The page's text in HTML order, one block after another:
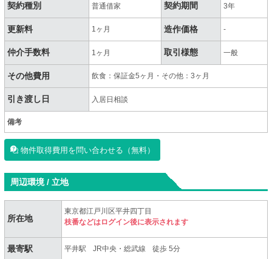
契約種別 普通借家 契約期間 3年
更新料 1ヶ月 造作価格 -
仲介手数料 1ヶ月 取引様態 一般
その他費用 飲食：保証金5ヶ月・その他：3ヶ月
引き渡し日 入居日相談
備考
物件取得費用を問い合わせる（無料）
周辺環境 / 立地
所在地
東京都江戸川区平井四丁目
枝番などはログイン後に表示されます
最寄駅 平井駅 JR中央・総武線 徒歩 5分